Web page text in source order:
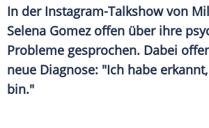
In der Instagram-Talkshow von
Selena Gomezoffen über ihre
Probleme gesprochen. Dabei
neue Diagnose: "Ich habe
bin."